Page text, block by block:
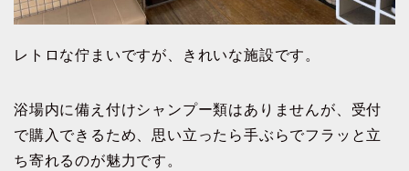
レトロな佇まいですが、きれいな施設です。
浴場内に備え付けシャンプー類はありませんが、受付
で購入できるため、思い立ったら手ぶらでフラッと立
ち寄れるのが魅力です。